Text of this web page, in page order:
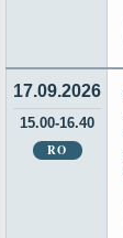
17.09.2026
15.00-16.40
RO